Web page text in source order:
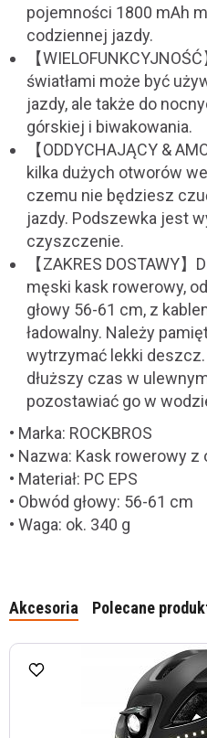
pojemności 1800 mAh
codziennej jazdy.
【
światłami może być
jazdy, ale także do
górskiej i biwakowania.
【ODDYCHAJĄCY &
kilka dużych otworów
czemu nie będziesz
jazdy. Podszewka jest
czyszczenie.
【ZAKRES DOSTAWY
męski kask rowerowy,
głowy 56-61 cm, z
ładowalny. Należy
wytrzymać lekki
dłuższy czas w
pozostawiać go w
• Marka: ROCKBROS
• Nazwa: Kask rowerowy
• Materiał: PC EPS
• Obwód głowy: 56-61 cm
• Waga: ok. 340 g
Akcesoria Polecane